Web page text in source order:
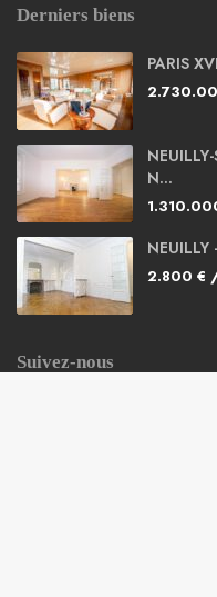
Derniers biens
PARIS
N...
NEUILLY
2.800 €
Suivez-nous